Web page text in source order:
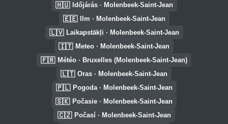
🇭🇺 Időjárás · Molenbeek-Saint-Jean
🇪🇪 Ilm · Molenbeek-Saint-Jean
🇱🇻 Laikapstākļi · Molenbeek-Saint-Jean
🇮🇹 Meteo · Molenbeek-Saint-Jean
🇫🇷 Météo · Bruxelles (Molenbeek-Saint-Jean)
🇱🇹 Oras · Molenbeek-Saint-Jean
🇵🇱 Pogoda · Molenbeek-Saint-Jean
🇸🇰 Počasie · Molenbeek-Saint-Jean
🇨🇿 Počasí · Molenbeek-Saint-Jean